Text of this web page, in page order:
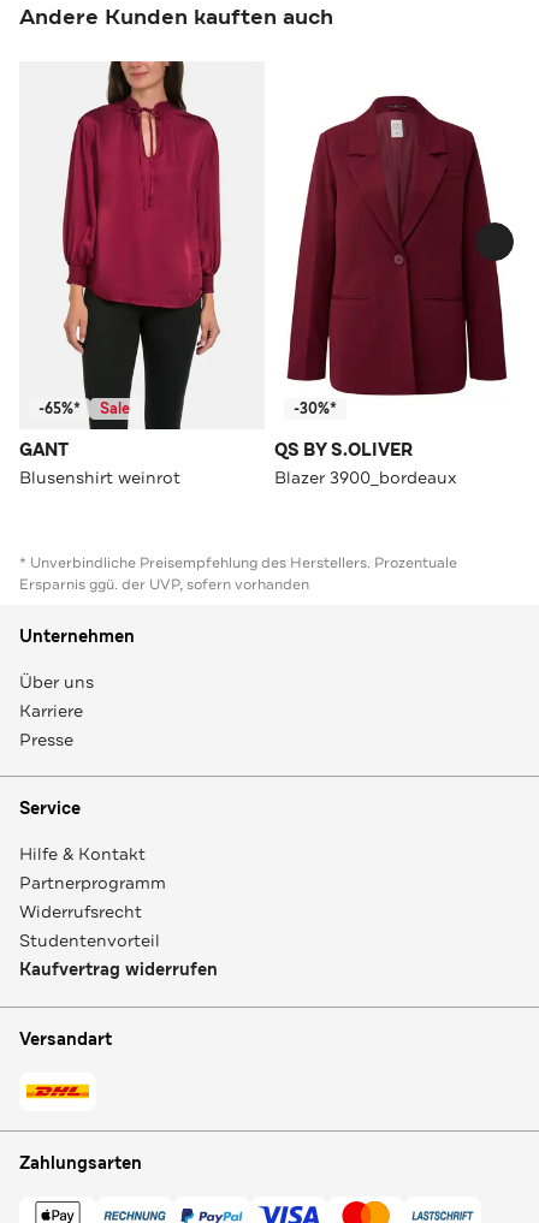
Andere Kunden kauften auch
-65%* Sale
GANT
Blusenshirt weinrot
-30%*
QS BY S.OLIVER
Blazer 3900_bordeaux
* Unverbindliche Preisempfehlung des Herstellers. Prozentuale
Ersparnis ggü. der UVP, sofern vorhanden
Unternehmen
Über uns
Karriere
Presse
Service
Hilfe & Kontakt
Partnerprogramm
Widerrufsrecht
Studentenvorteil
Kaufvertrag widerrufen
Versandart
Zahlungsarten